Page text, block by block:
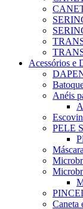
Acessórios e
Anéis
PELE
Caneta